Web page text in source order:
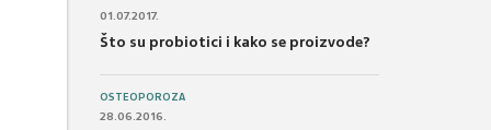
01.07.2017.
Što su probiotici i kako se proizvode?
OSTEOPOROZA
28.06.2016.